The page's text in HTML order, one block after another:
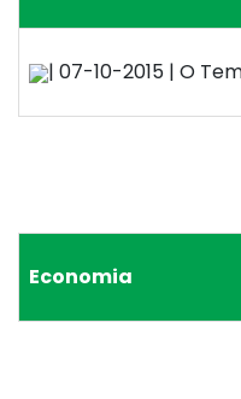
| 07-10-2015 | O
Economia